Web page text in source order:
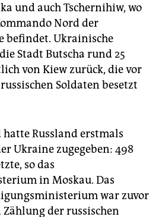
und auch Tschernihiw, wo
Nord der
befindet. Ukrainische
Stadt Butscha rund 25
von Kiew zurück, die vor
Soldaten besetzt
Russland erstmals
Ukraine zugegeben: 498
so das
in Moskau. Das
war zuvor
der russischen